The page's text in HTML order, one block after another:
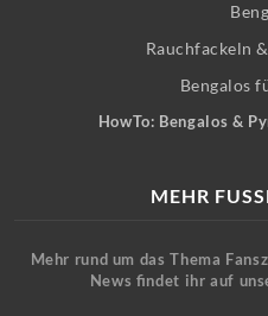
Rauchfackeln
Bengalos
HowTo: Bengalos &
MEHR
Mehr rund um das Thema
News findet ihr auf